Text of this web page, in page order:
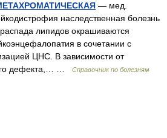
— мед.
наследственная болезнь
липидов окрашиваются
в сочетании с
ЦНС. В зависимости от
дефекта,… …
Справочник по болезням